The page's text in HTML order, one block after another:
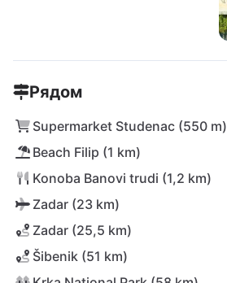
Рядом
Supermarket Studenac (550 m)
Beach Filip (1 km)
Konoba Banovi trudi (1,2 km)
Zadar (23 km)
Zadar (25,5 km)
Šibenik (51 km)